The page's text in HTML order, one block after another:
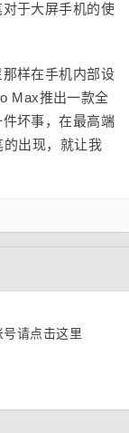
于大屏手机的使
样在手机内部设
Max推出一款全
坏事，在最高端
的出现，就让我
请点击这里